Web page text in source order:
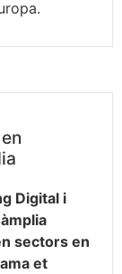
Digital i
sectors en
et